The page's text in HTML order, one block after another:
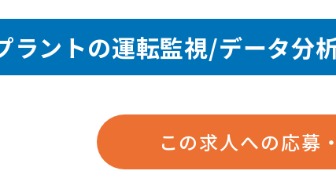
ラントの運転監視/データ分
この求人への応募